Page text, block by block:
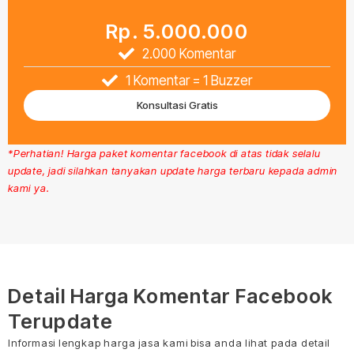
Rp. 5.000.000
2.000 Komentar
1 Komentar = 1 Buzzer
Konsultasi Gratis
*Perhatian! Harga paket komentar facebook di atas tidak selalu
update, jadi silahkan tanyakan update harga terbaru kepada admin
kami ya.
Detail Harga Komentar Facebook
Terupdate
Informasi lengkap harga jasa kami bisa anda lihat pada detail